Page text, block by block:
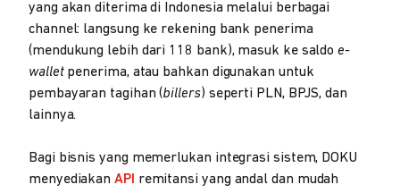
yang akan diterima di Indonesia melalui berbagai
channel: langsung ke rekening bank penerima
(mendukung lebih dari 118 bank), masuk ke saldoe-
walletpenerima, atau bahkan digunakan untuk
pembayaran tagihan (billers) seperti PLN, BPJS, dan
lainnya.
Bagi bisnis yang memerlukan integrasi sistem, DOKU
menyediakanAPI remitansi yang andal dan mudah